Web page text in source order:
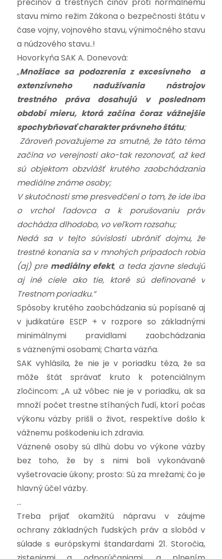
stavu mimo režim Zákona o bezpečnosti štátu v
čase vojny, vojnového stavu, výnimočného stavu
a núdzového stavu..!
Hovorkyňa SAK A. Donevová:
„Množiace sa podozrenia z excesívneho a
extenzívneho nadužívania nástrojov
trestného práva dosahujú v poslednom
období mieru, ktorá začína čoraz vážnejšie
spochybňovať charakter právneho štátu;
Zároveň považujeme za smutné, že táto téma
začína vo verejnosti ako-tak rezonovať, až keď
sú objektom obzvlášť krutého zaobchádzania
mediálne známe osoby;
V skutočnosti sme presvedčení o tom, že ide iba
o vrchol ľadovca a k porušovaniu práv
dochádza dlhodobo, vo veľkom rozsahu;
Nedá sa v tejto súvislosti ubrániť dojmu, že
trestné konania sa v mnohých prípadoch robia
(aj) pre mediálny efekt, a teda zjavne sledujú
aj iné ciele ako tie, ktoré sú definované v
Trestnom poriadku.“
Spôsoby krutého zaobchádzania sú popísané aj
v judikatúre ESĽP + v rozpore so základnými
minimálnymi pravidlami zaobchádzania
s väznenými osobami; Charta väzňa.
SAK vyhlásila, že nie je v poriadku téza, že sa
môže štát správať kruto k potenciálnym
zločincom: „A už vôbec nie je v poriadku, ak sa
množí počet trestne stíhaných ľudí, ktorí počas
výkonu väzby prišli o život, respektíve došlo k
vážnemu poškodeniu ich zdravia.
Väznené osoby sú dlhú dobu vo výkone väzby
bez toho, že by s nimi boli vykonávané
vyšetrovacie úkony; prosto: Sú za mrežami; čo je
hlavný účel väzby.
…
Treba prijať okamžitú nápravu v záujme
ochrany základných ľudských práv a slobôd v
súlade s európskymi štandardami 21. Storočia,